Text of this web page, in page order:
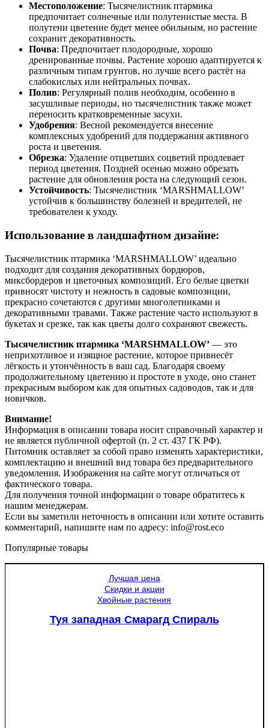
Местоположение: Тысячелистник птармика
предпочитает солнечные или полутенистые места. В
полутени цветение будет менее обильным, но растение
сохранит декоративность.
Почва: Предпочитает плодородные, хорошо
дренированные почвы. Растение хорошо адаптируется к
различным типам грунтов, но лучше всего растёт на
слабокислых или нейтральных почвах.
Полив: Регулярный полив необходим, особенно в
засушливые периоды, но тысячелистник также может
переносить кратковременные засухи.
Удобрения: Весной рекомендуется внесение
комплексных удобрений для поддержания активного
роста и цветения.
Обрезка: Удаление отцветших соцветий продлевает
период цветения. Поздней осенью можно обрезать
растение для обновления роста на следующий сезон.
Устойчивость: Тысячелистник ‘MARSHMALLOW’
устойчив к большинству болезней и вредителей, не
требователен к уходу.
Использование в ландшафтном дизайне:
Тысячелистник птармика ‘MARSHMALLOW’ идеально
подходит для создания декоративных бордюров,
миксбордеров и цветочных композиций. Его белые цветки
привносят чистоту и нежность в садовые композиции,
прекрасно сочетаются с другими многолетниками и
декоративными травами. Также растение часто используют в
букетах и срезке, так как цветы долго сохраняют свежесть.
Тысячелистник птармика ‘MARSHMALLOW’ — это
неприхотливое и изящное растение, которое привнесёт
лёгкость и утончённость в ваш сад. Благодаря своему
продолжительному цветению и простоте в уходе, оно станет
прекрасным выбором как для опытных садоводов, так и для
новичков.
Внимание!
Информация в описании товара носит справочный характер и
не является публичной офертой (п. 2 ст. 437 ГК РФ).
Питомник оставляет за собой право изменять характеристики,
комплектацию и внешний вид товара без предварительного
уведомления. Изображения на сайте могут отличаться от
фактического товара.
Для получения точной информации о товаре обратитесь к
нашим менеджерам.
Если вы заметили неточность в описании или хотите оставить
комментарий, напишите нам по адресу: info@rost.eco
Популярные товары
Лучшая цена
Скидки и акции
Хвойные растения
Туя западная Смарагд Спираль